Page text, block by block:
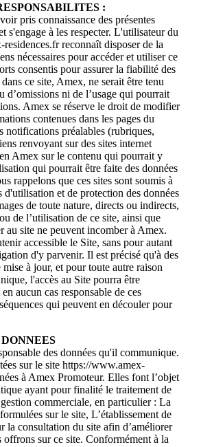
:
pris connaissance des présentes
s'engage à les respecter. L'utilisateur du
reconnaît disposer de la
nécessaires pour accéder et utiliser ce
consentis pour assurer la fiabilité des
ce site, Amex, ne serait être tenu
d’omissions ni de l’usage qui pourrait
Amex se réserve le droit de modifier
contenues dans les pages du
notifications préalables (rubriques,
renvoyant sur des sites internet
Amex sur le contenu qui pourrait y
qui pourrait être faite des données
rappelons que ces sites sont soumis à
d'utilisation et de protection des données
de toute nature, directs ou indirects,
de l’utilisation de ce site, ainsi que
au site ne peuvent incomber à Amex.
accessible le Site, sans pour autant
d'y parvenir. Il est précisé qu'à des
à jour, et pour toute autre raison
l'accès au Site pourra être
aucun cas responsable de ces
qui peuvent en découler pour
des données qu'il communique.
sur le site https://www.amex-
à Amex Promoteur. Elles font l’objet
ayant pour finalité le traitement de
commerciale, en particulier : La
sur le site, L’établissement de
la consultation du site afin d’améliorer
offrons sur ce site. Conformément à la